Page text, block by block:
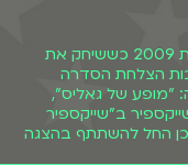
דניאל גד התחיל את דרכו על הבמות בשנת 2009 כששיחק את
הצלחת הסדרה
"מופע של גאליס",
וויליאם שייקספיר ב"שייקספיר
החל להשתתף בהצגה